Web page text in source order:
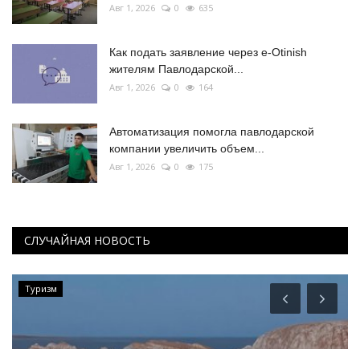
Авг 1, 2026 0 635
Как подать заявление через e-Otinish
жителям Павлодарской...
Авг 1, 2026 0 164
Автоматизация помогла павлодарской
компании увеличить объем...
Авг 1, 2026 0 175
СЛУЧАЙНАЯ НОВОСТЬ
Туризм